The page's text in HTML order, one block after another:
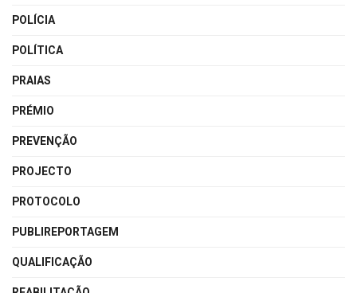
POLÍCIA
POLÍTICA
PRAIAS
PRÉMIO
PREVENÇÃO
PROJECTO
PROTOCOLO
PUBLIREPORTAGEM
QUALIFICAÇÃO